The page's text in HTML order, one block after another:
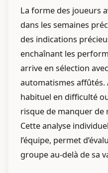
La forme des joueurs
dans les semaines
des indications
enchaînant les
arrive en sélection
automatismes affûtés.
habituel en difficulté
risque de manquer de
Cette analyse
l’équipe, permet
groupe au-delà de sa